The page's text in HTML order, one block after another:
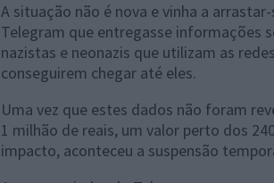
A situação não é nova e vinha a
Telegram que entregasse informações
nazistas e neonazis que utilizam as
conseguirem chegar até eles.
Uma vez que estes dados não foram
1 milhão de reais, um valor perto dos
impacto, aconteceu a suspensão